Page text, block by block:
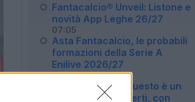
Fantacalcio® Unveil: Listone e
novità App Leghe 26/27
07:05
Asta Fantacalcio, le probabili
formazioni della Serie A
Enilive 2026/27
06:16
Roma, Castro: "Questo è un
sogno a occhi aperti, con